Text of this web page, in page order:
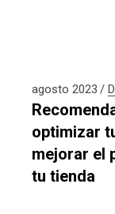
agosto 2023
optimizar
mejorar el
tu tienda